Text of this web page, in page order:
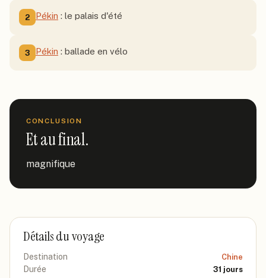
2 Pékin : le palais d'été
3 Pékin : ballade en vélo
CONCLUSION
Et au final.
magnifique
Détails du voyage
Destination Chine
Durée 31 jours